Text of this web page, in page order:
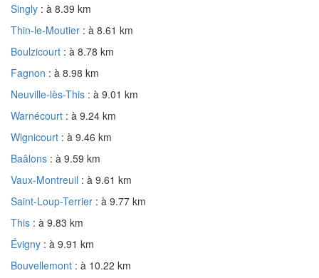
Singly : à 8.39 km
Thin-le-Moutier : à 8.61 km
Boulzicourt : à 8.78 km
Fagnon : à 8.98 km
Neuville-lès-This : à 9.01 km
Warnécourt : à 9.24 km
Wignicourt : à 9.46 km
Baâlons : à 9.59 km
Vaux-Montreuil : à 9.61 km
Saint-Loup-Terrier : à 9.77 km
This : à 9.83 km
Évigny : à 9.91 km
Bouvellemont : à 10.22 km